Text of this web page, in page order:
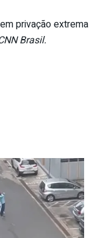
privação extrema
Brasil.